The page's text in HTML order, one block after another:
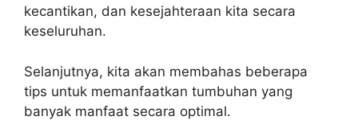
kecantikan, dan kesejahteraan kita secara
keseluruhan.
Selanjutnya, kita akan membahas beberapa
tips untuk memanfaatkan tumbuhan yang
banyak manfaat secara optimal.